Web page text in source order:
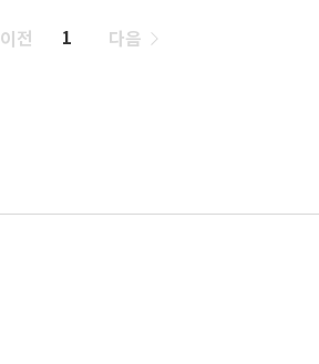
페
이전 1 다음